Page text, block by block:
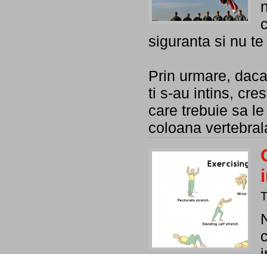
siguranta si nu
Prin urmare,
ti s-au intins,
care trebuie sa
coloana